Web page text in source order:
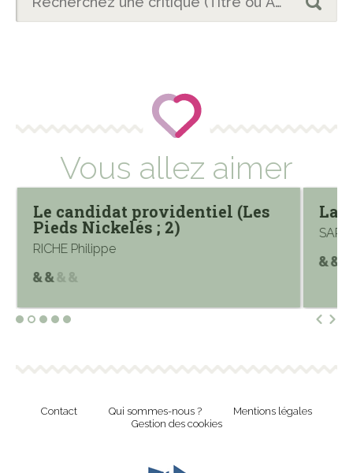
Vous allez aimer
Le candidat providentiel (Les
Pieds Nickelés ; 2)
RICHE Philippe
La
Contact Qui sommes-nous ?
Mentions légales
Gestion des cookies